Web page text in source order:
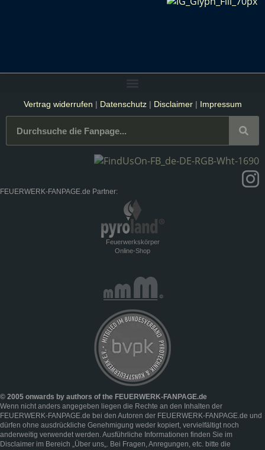
Vertrag widerrufen | Datenschutz| Disclaimer| Impressum
FEUERWERK-FANPAGE.de Partner:
Feuerwerkskörper
Online-Shop
© 2005 onwards by authors of the FEUERWERK-FANPAGE.de
Wenn nicht anders angegeben liegen die Rechte an den Inhalten der
FEUERWERK-FANPAGE.de bei den Autoren der FEUERWERK-FANPAGE.de und
dürfen ohne ausdrückliche Genehmigung weder kopiert, vervielfältigt noch
anderweitig verwendet werden. Ausführliche Informationen finden Sie im
Disclaimer im Bereich „Über uns„. Bei Fragen, Anregungen, etc. bitte die